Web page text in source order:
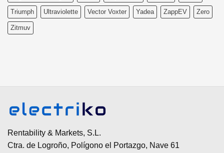
Triumph Ultraviolette Vector Voxter Yadea ZappEV Zero
Zitmuv
Rentability & Markets, S.L.
Ctra. de Logroño, Polígono el Portazgo, Nave 61